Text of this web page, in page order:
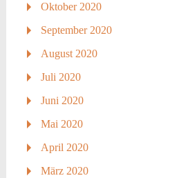
Oktober 2020
September 2020
August 2020
Juli 2020
Juni 2020
Mai 2020
April 2020
März 2020